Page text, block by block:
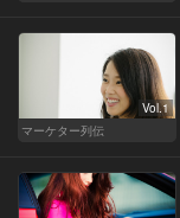
Vol.1
マーケター列伝